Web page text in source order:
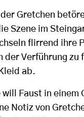
Gretchen
Szene im
flirrend ihre
der Verführung
ab.
will Faust in
Notiz von